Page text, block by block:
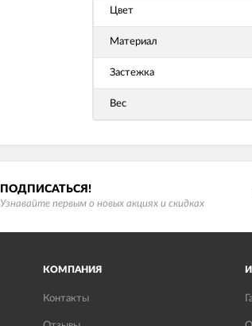
Цвет
Материал
Застежка
Вес
ПОДПИСАТЬСЯ!
Узнавайте первым о новых акциях и скидках
КОМПАНИЯ
Контакты